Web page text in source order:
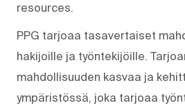
resources.
PPG tarjoaa tasavertaiset
hakijoille ja työntekijöille.
mahdollisuuden kasvaa ja
ympäristössä, joka tarjoaa